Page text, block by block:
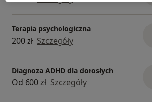
Terapia psychologiczna
200 zł Szczegóły
Diagnoza ADHD dla dorosłych
Od 600 zł Szczegóły